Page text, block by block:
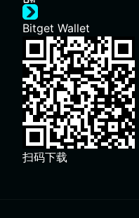
Bitget Wallet
扫码下载